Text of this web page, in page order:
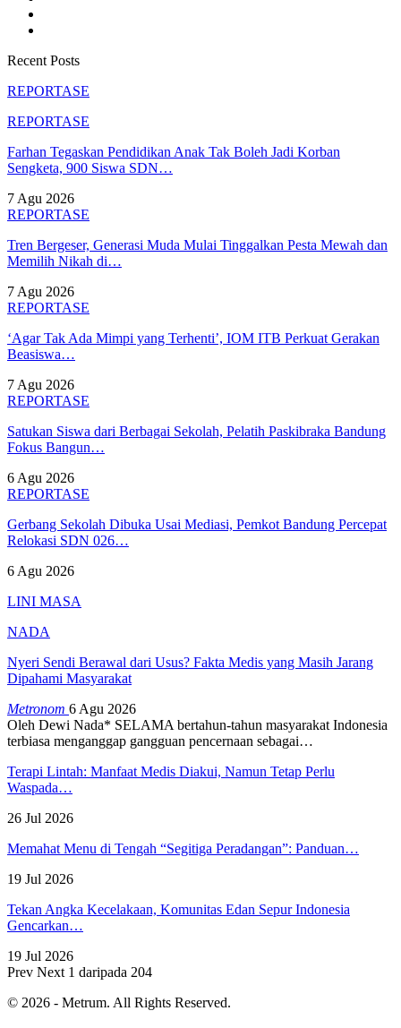
Recent Posts
REPORTASE
REPORTASE
Farhan Tegaskan Pendidikan Anak Tak Boleh Jadi Korban
Sengketa, 900 Siswa SDN…
7 Agu 2026
REPORTASE
Tren Bergeser, Generasi Muda Mulai Tinggalkan Pesta Mewah dan
Memilih Nikah di…
7 Agu 2026
REPORTASE
‘Agar Tak Ada Mimpi yang Terhenti’, IOM ITB Perkuat Gerakan
Beasiswa…
7 Agu 2026
REPORTASE
Satukan Siswa dari Berbagai Sekolah, Pelatih Paskibraka Bandung
Fokus Bangun…
6 Agu 2026
REPORTASE
Gerbang Sekolah Dibuka Usai Mediasi, Pemkot Bandung Percepat
Relokasi SDN 026…
6 Agu 2026
LINI MASA
NADA
Nyeri Sendi Berawal dari Usus? Fakta Medis yang Masih Jarang
Dipahami Masyarakat
Metronom 6 Agu 2026
Oleh Dewi Nada* SELAMA bertahun-tahun masyarakat Indonesia
terbiasa menganggap gangguan pencernaan sebagai…
Terapi Lintah: Manfaat Medis Diakui, Namun Tetap Perlu
Waspada…
26 Jul 2026
Memahat Menu di Tengah “Segitiga Peradangan”: Panduan…
19 Jul 2026
Tekan Angka Kecelakaan, Komunitas Edan Sepur Indonesia
Gencarkan…
19 Jul 2026
Prev Next 1 daripada 204
© 2026 - Metrum. All Rights Reserved.